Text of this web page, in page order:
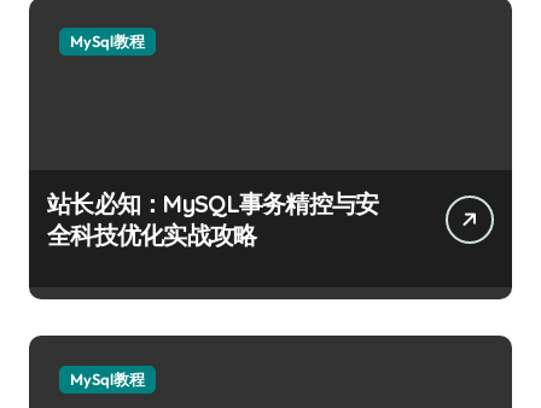
MySql教程
站长必知：MySQL事务精控与安
全科技优化实战攻略
MySql教程